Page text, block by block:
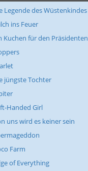
Legende des Wüstenkindes
ins Feuer
Kuchen für den Präsidenten
jüngste Tochter
Handed Girl
uns wird es keiner sein
Farm
of Everything